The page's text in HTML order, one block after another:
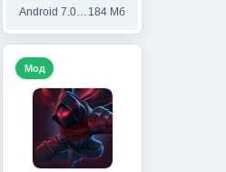
Android 7.0 и выше 184 Мб
Мод